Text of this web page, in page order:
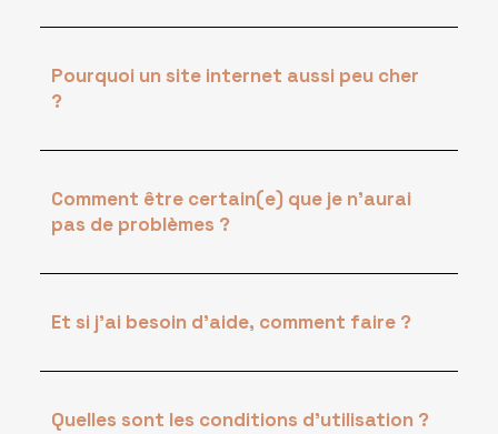
Pourquoi un site internet aussi peu cher
?
Comment être certain(e) que je n'aurai
pas de problèmes ?
Et si j'ai besoin d'aide, comment faire ?
Quelles sont les conditions d'utilisation ?